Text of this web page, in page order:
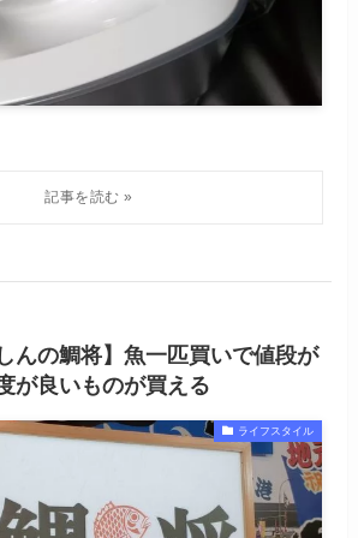
んの鯛将】魚一匹買いで値段が
が良いものが買える
ライフスタイル